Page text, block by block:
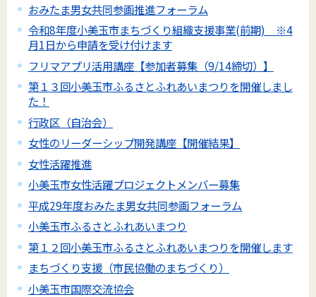
おみたま男女共同参画推進フォーラム
令和8年度小美玉市まちづくり組織支援事業(前期) ※4
月1日から申請を受け付けます
フリマアプリ活用講座【参加者募集（9/14締切）】
第１３回小美玉市ふるさとふれあいまつりを開催しまし
た！
行政区（自治会）
女性のリーダーシップ開発講座【開催結果】
女性活躍推進
小美玉市女性活躍プロジェクトメンバー募集
平成29年度おみたま男女共同参画フォーラム
小美玉市ふるさとふれあいまつり
第１２回小美玉市ふるさとふれあいまつりを開催します
まちづくり支援（市民協働のまちづくり）
小美玉市国際交流協会